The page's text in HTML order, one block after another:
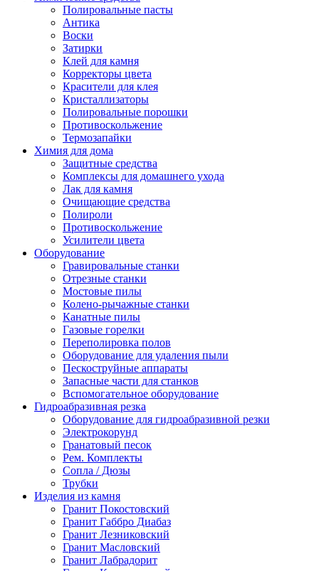
Полировальные пасты
Антика
Воски
Затирки
Клей для камня
Корректоры цвета
Красители для клея
Кристаллизаторы
Полировальные порошки
Противоскольжение
Термозапайки
Химия для дома
Защитные средства
Комплексы для домашнего ухода
Лак для камня
Очищающие средства
Полироли
Противоскольжение
Усилители цвета
Оборудование
Гравировальные станки
Отрезные станки
Мостовые пилы
Колено-рычажные станки
Канатные пилы
Газовые горелки
Переполировка полов
Оборудование для удаления пыли
Пескоструйные аппараты
Запасные части для станков
Вспомогательное оборудование
Гидроабразивная резка
Оборудование для гидроабразивной резки
Электрокорунд
Гранатовый песок
Рем. Комплекты
Сопла / Дюзы
Трубки
Изделия из камня
Гранит Покостовский
Гранит Габбро Диабаз
Гранит Лезниковский
Гранит Масловский
Гранит Лабрадорит